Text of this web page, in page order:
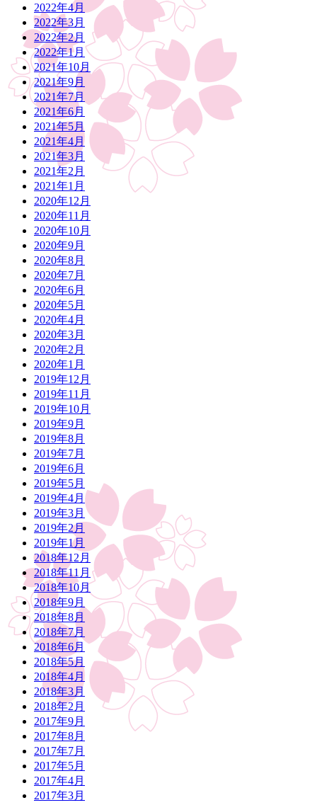
2022年4月
2022年3月
2022年2月
2022年1月
2021年10月
2021年9月
2021年7月
2021年6月
2021年5月
2021年4月
2021年3月
2021年2月
2021年1月
2020年12月
2020年11月
2020年10月
2020年9月
2020年8月
2020年7月
2020年6月
2020年5月
2020年4月
2020年3月
2020年2月
2020年1月
2019年12月
2019年11月
2019年10月
2019年9月
2019年8月
2019年7月
2019年6月
2019年5月
2019年4月
2019年3月
2019年2月
2019年1月
2018年12月
2018年11月
2018年10月
2018年9月
2018年8月
2018年7月
2018年6月
2018年5月
2018年4月
2018年3月
2018年2月
2017年9月
2017年8月
2017年7月
2017年5月
2017年4月
2017年3月